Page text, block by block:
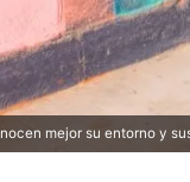
mejor su entorno y